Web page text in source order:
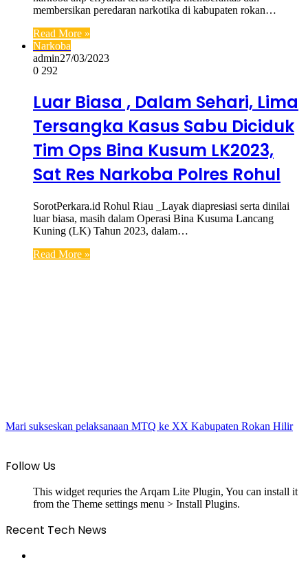
membersikan peredaran narkotika di kabupaten rokan…
Read More »
Narkoba
admin27/03/2023
0 292
Luar Biasa , Dalam Sehari, Lima
Tersangka Kasus Sabu Diciduk
Tim Ops Bina Kusum LK2023,
Sat Res Narkoba Polres Rohul
SorotPerkara.id Rohul Riau _Layak diapresiasi serta dinilai
luar biasa, masih dalam Operasi Bina Kusuma Lancang
Kuning (LK) Tahun 2023, dalam…
Read More »
Mari sukseskan pelaksanaan MTQ ke XX Kabupaten Rokan Hilir
Follow Us
This widget requries the Arqam Lite Plugin, You can install it
from the Theme settings menu > Install Plugins.
Recent Tech News